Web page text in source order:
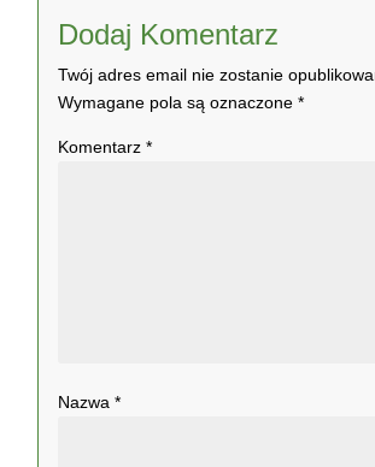
Dodaj Komentarz
Twój adres email nie zostanie
Wymagane pola są oznaczone*
Komentarz*
Nazwa*